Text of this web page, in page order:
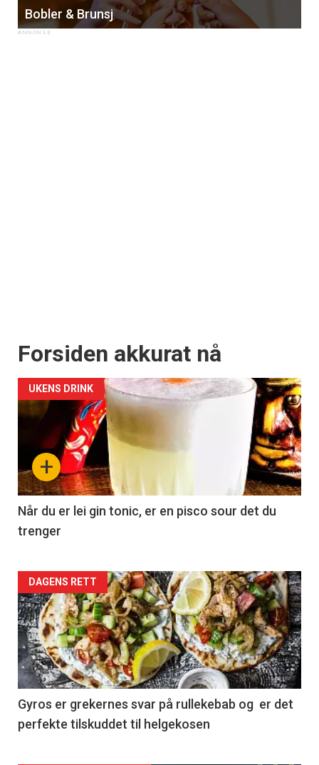
Bobler & Brunsj
Forsiden akkurat nå
+
UKENS DRINK
Når du er lei gin tonic, er en pisco sour det du
trenger
Forsiden
akkurat
nå
-
2
DAGENS RETT
Gyros er grekernes svar på rullekebab og er det
perfekte tilskuddet til helgekosen